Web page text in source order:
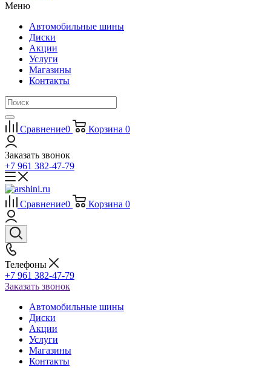
Меню
Автомобильные шины
Диски
Акции
Услуги
Магазины
Контакты
Сравнение0 Корзина 0
Заказать звонок
+7 961 382-47-79
Сравнение0 Корзина 0
Телефоны
+7 961 382-47-79
Заказать звонок
Автомобильные шины
Диски
Акции
Услуги
Магазины
Контакты